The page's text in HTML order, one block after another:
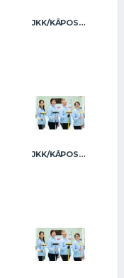
JKK/KĀPOSTIŅA
JKK/KĀPOSTIŅA